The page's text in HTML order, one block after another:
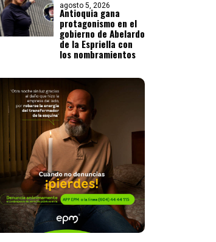
agosto 5, 2026
Antioquia gana
protagonismo en el
gobierno de Abelardo
de la Espriella con
los nombramientos